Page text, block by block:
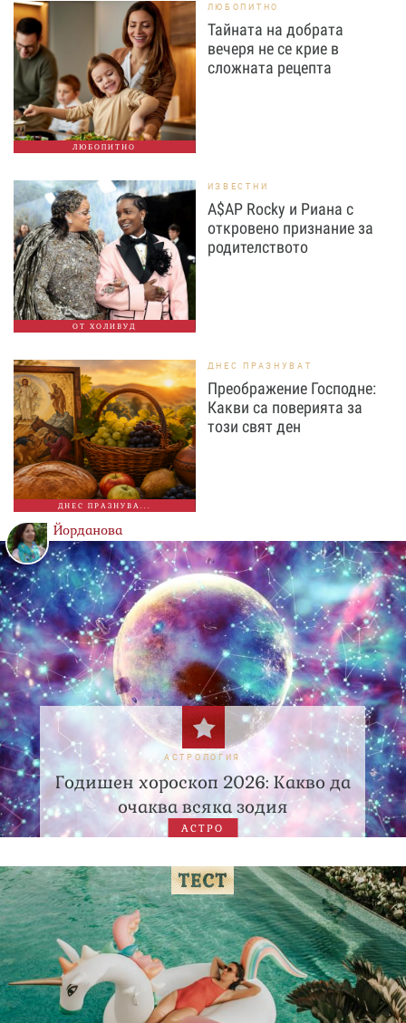
ЛЮБОПИТНО
ЛЮБОПИТНО
Тайната на добрата
вечеря не се крие в
сложната рецепта
ОТ ХОЛИВУД
ИЗВЕСТНИ
A$AP Rocky и Риана с
откровено признание за
родителството
ДНЕС ПРАЗНУВА...
ДНЕС ПРАЗНУВАТ
Преображение Господне:
Какви са поверията за
този свят ден
Йорданова
АСТРОЛОГИЯ
Годишен хороскоп 2026: Какво да
очаква всяка зодия
АСТРО